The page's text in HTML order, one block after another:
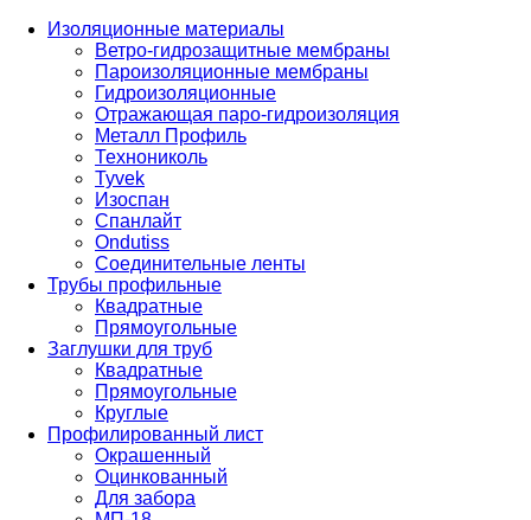
Изоляционные материалы
Ветро-гидрозащитные мембраны
Пароизоляционные мембраны
Гидроизоляционные
Отражающая паро-гидроизоляция
Металл Профиль
Технониколь
Tyvek
Изоспан
Спанлайт
Ondutiss
Соединительные ленты
Трубы профильные
Квадратные
Прямоугольные
Заглушки для труб
Квадратные
Прямоугольные
Круглые
Профилированный лист
Окрашенный
Оцинкованный
Для забора